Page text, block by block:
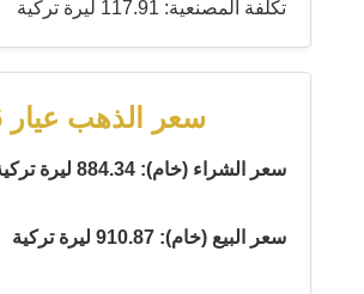
تكلفة المصنعية: 117.91 ليرة تركية
سعر الذهب عيار 6
سعر الشراء (خام): 884.34 ليرة تركية
سعر البيع (خام): 910.87 ليرة تركية